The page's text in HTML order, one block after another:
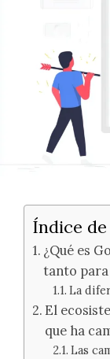
Índice
¿Qué es
tanto para
La
El
que ha
Las